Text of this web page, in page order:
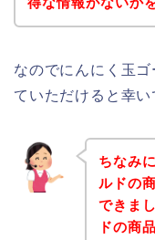
なのでにんにく玉
ていただけると幸い
ちなみ
ルドの
できま
ドの商